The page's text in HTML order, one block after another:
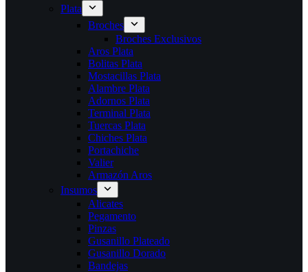
Plata
Broches
Broches Exclusivos
Aros Plata
Bolitas Plata
Mostacillas Plata
Alambre Plata
Adornos Plata
Terminal Plata
Tuercas Plata
Chiches Plata
Portachiche
Valier
Armazón Aros
Insumos
Alicates
Pegamento
Pinzas
Gusanillo Plateado
Gusanillo Dorado
Bandejas